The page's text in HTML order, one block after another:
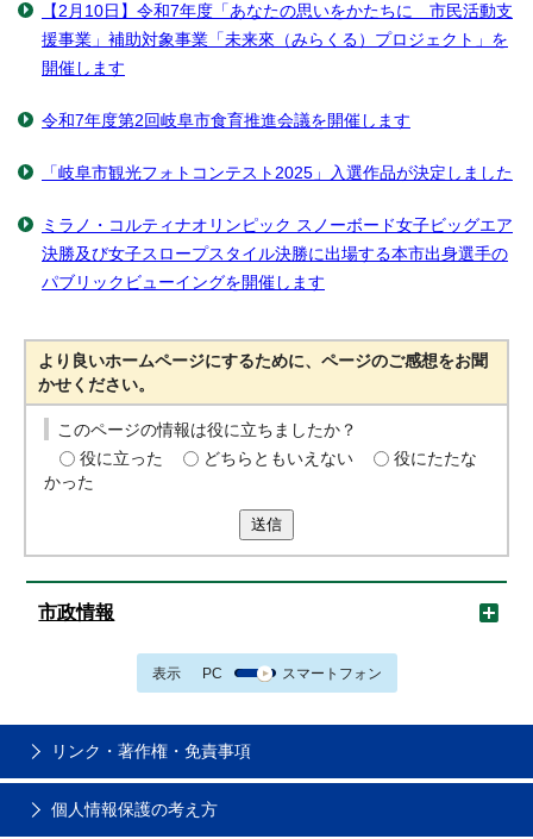
【2月10日】令和7年度「あなたの思いをかたちに 市民活動支
援事業」補助対象事業「未来來（みらくる）プロジェクト」を
開催します
令和7年度第2回岐阜市食育推進会議を開催します
「岐阜市観光フォトコンテスト2025」入選作品が決定しました
ミラノ・コルティナオリンピック スノーボード女子ビッグエア
決勝及び女子スロープスタイル決勝に出場する本市出身選手の
パブリックビューイングを開催します
より良いホームページにするために、ページのご感想をお聞
かせください。
このページの情報は役に立ちましたか？
役に立った
どちらともいえない
役にたたな
かった
送信
市政情報
表示 PC スマートフォン
リンク・著作権・免責事項
個人情報保護の考え方